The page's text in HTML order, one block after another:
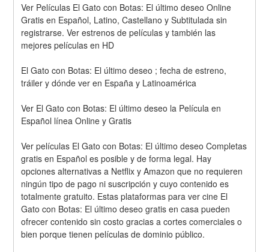
Ver Películas El Gato con Botas: El último deseo Online
Gratis en Español, Latino, Castellano y Subtitulada sin
registrarse. Ver estrenos de películas y también las
mejores películas en HD
El Gato con Botas: El último deseo ; fecha de estreno,
tráiler y dónde ver en España y Latinoamérica
Ver El Gato con Botas: El último deseo la Película en
Español línea Online y Gratis
Ver películas El Gato con Botas: El último deseo Completas
gratis en Español es posible y de forma legal. Hay
opciones alternativas a Netflix y Amazon que no requieren
ningún tipo de pago ni suscripción y cuyo contenido es
totalmente gratuito. Estas plataformas para ver cine El
Gato con Botas: El último deseo gratis en casa pueden
ofrecer contenido sin costo gracias a cortes comerciales o
bien porque tienen películas de dominio público.